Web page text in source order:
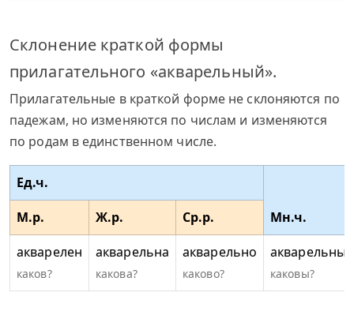
Склонение краткой формы
прилагательного «акварельный».
Прилагательные в краткой форме не склоняются по
падежам, но изменяются по числам и изменяются
по родам в единственном числе.
Ед.ч.
Мн.ч.
М.р. Ж.р.
Ср.р.
акварелен
каков?
акварельна
какова?
акварельно
каково?
акварельны
каковы?